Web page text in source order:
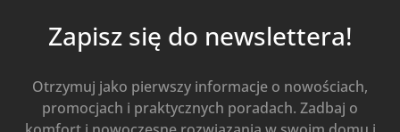
Zapisz się do newslettera!
Otrzymuj jako pierwszy informacje o nowościach,
promocjach i praktycznych poradach. Zadbaj o